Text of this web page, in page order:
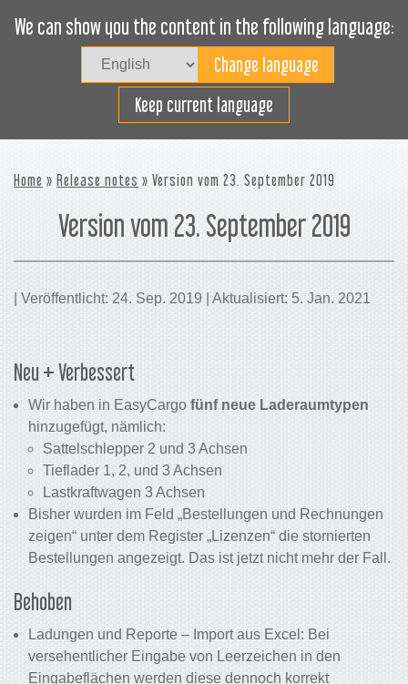
We can show you the content in the following language:
Keep current language
Effizientes Laden
Home » Release notes » Version vom 23. September 2019
Version vom 23. September 2019
| Veröffentlicht: 24. Sep. 2019 | Aktualisiert: 5. Jan. 2021
Neu + Verbessert
Wir haben in EasyCargo fünf neue Laderaumtypen
hinzugefügt, nämlich:
Sattelschlepper 2 und 3 Achsen
Tieflader 1, 2, und 3 Achsen
Lastkraftwagen 3 Achsen
Bisher wurden im Feld „Bestellungen und Rechnungen
zeigen“ unter dem Register „Lizenzen“ die stornierten
Bestellungen angezeigt. Das ist jetzt nicht mehr der Fall.
Behoben
Ladungen und Reporte – Import aus Excel: Bei
versehentlicher Eingabe von Leerzeichen in den
Eingabeflächen werden diese dennoch korrekt